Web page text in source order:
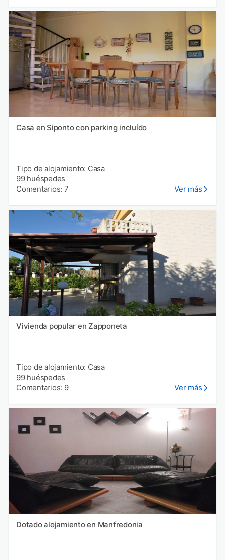
Casa en Siponto con parking incluído
Tipo de alojamiento: Casa
99 huéspedes
Comentarios: 7
Ver más
Vivienda popular en Zapponeta
Tipo de alojamiento: Casa
99 huéspedes
Comentarios: 9
Ver más
Dotado alojamiento en Manfredonia